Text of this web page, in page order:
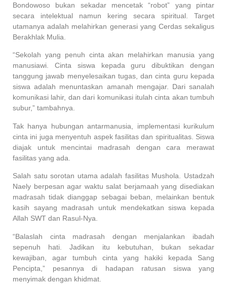
Bondowoso bukan sekadar mencetak “robot” yang pintar
secara intelektual namun kering secara spiritual. Target
utamanya adalah melahirkan generasi yang Cerdas sekaligus
Berakhlak Mulia.
“Sekolah yang penuh cinta akan melahirkan manusia yang
manusiawi. Cinta siswa kepada guru dibuktikan dengan
tanggung jawab menyelesaikan tugas, dan cinta guru kepada
siswa adalah menuntaskan amanah mengajar. Dari sanalah
komunikasi lahir, dan dari komunikasi itulah cinta akan tumbuh
subur,” tambahnya.
Tak hanya hubungan antarmanusia, implementasi kurikulum
cinta ini juga menyentuh aspek fasilitas dan spiritualitas. Siswa
diajak untuk mencintai madrasah dengan cara merawat
fasilitas yang ada.
Salah satu sorotan utama adalah fasilitas Mushola. Ustadzah
Naely berpesan agar waktu salat berjamaah yang disediakan
madrasah tidak dianggap sebagai beban, melainkan bentuk
kasih sayang madrasah untuk mendekatkan siswa kepada
Allah SWT dan Rasul-Nya.
“Balaslah cinta madrasah dengan menjalankan ibadah
sepenuh hati. Jadikan itu kebutuhan, bukan sekadar
kewajiban, agar tumbuh cinta yang hakiki kepada Sang
Pencipta,” pesannya di hadapan ratusan siswa yang
menyimak dengan khidmat.